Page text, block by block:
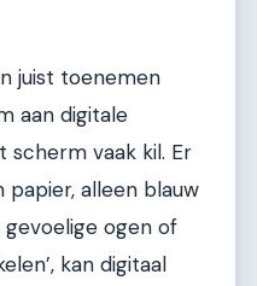
juist toenemen
aan digitale
scherm vaak kil. Er
papier, alleen blauw
ogen of
kan digitaal